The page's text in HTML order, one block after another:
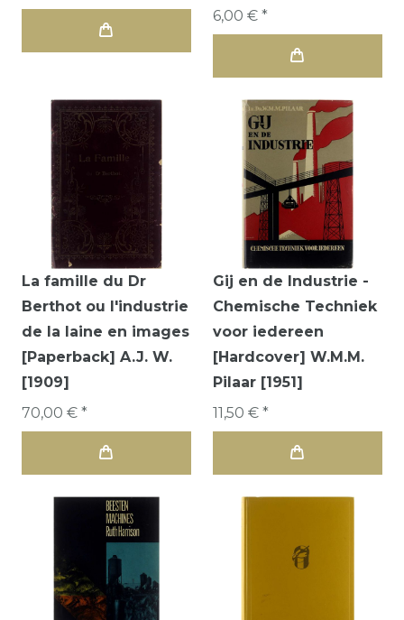
6,00 € *
La famille du Dr
Berthot ou l'industrie
de la laine en images
[Paperback] A.J. W.
[1909]
70,00 € *
Gij en de Industrie -
Chemische Techniek
voor iedereen
[Hardcover] W.M.M.
Pilaar [1951]
11,50 € *